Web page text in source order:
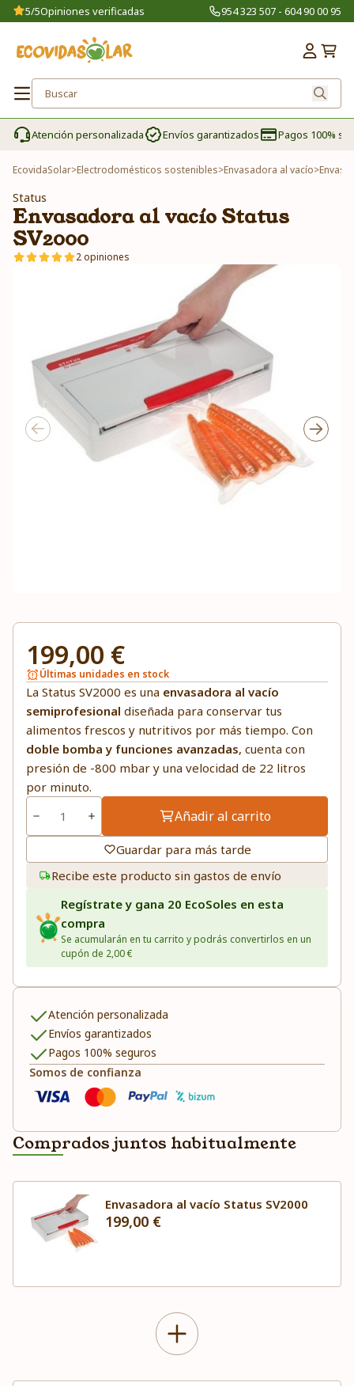
5/5Opiniones verificadas 954 323 507 - 604 90 00 95
Atención personalizada Envíos garantizados Pagos 100%
EcovidaSolar>Electrodomésticos sostenibles>Envasadora al vacío>
Status
Envasadora al vacío Status
SV2000
2 opiniones
199,00 €
Últimas unidades en stock
La Status SV2000 es una envasadora al vacío
semiprofesional diseñada para conservar tus
alimentos frescos y nutritivos por más tiempo. Con
doble bomba y funciones avanzadas, cuenta con
presión de -800 mbar y una velocidad de 22 litros
por minuto.
Añadir al carrito
Guardar para más tarde
Recibe este producto sin gastos de envío
Regístrate y gana 20 EcoSoles en esta
compra
Se acumularán en tu carrito y podrás convertirlos en un
cupón de 2,00 €
Atención personalizada
Envíos garantizados
Pagos 100% seguros
Somos de confianza
Comprados juntos habitualmente
Envasadora al vacío Status SV2000
199,00 €